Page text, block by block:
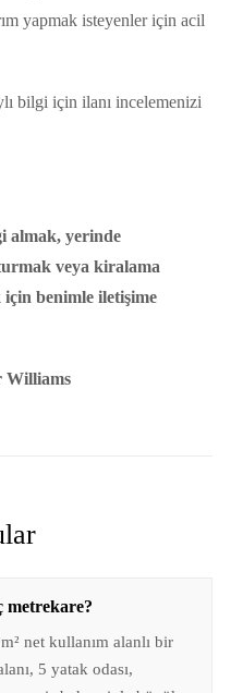
yapmak isteyenler için acil
bilgi için ilanı incelemenizi
almak, yerinde
veya kiralama
benimle iletişime
Williams
metrekare?
net kullanım alanlı bir
5 yatak odası,